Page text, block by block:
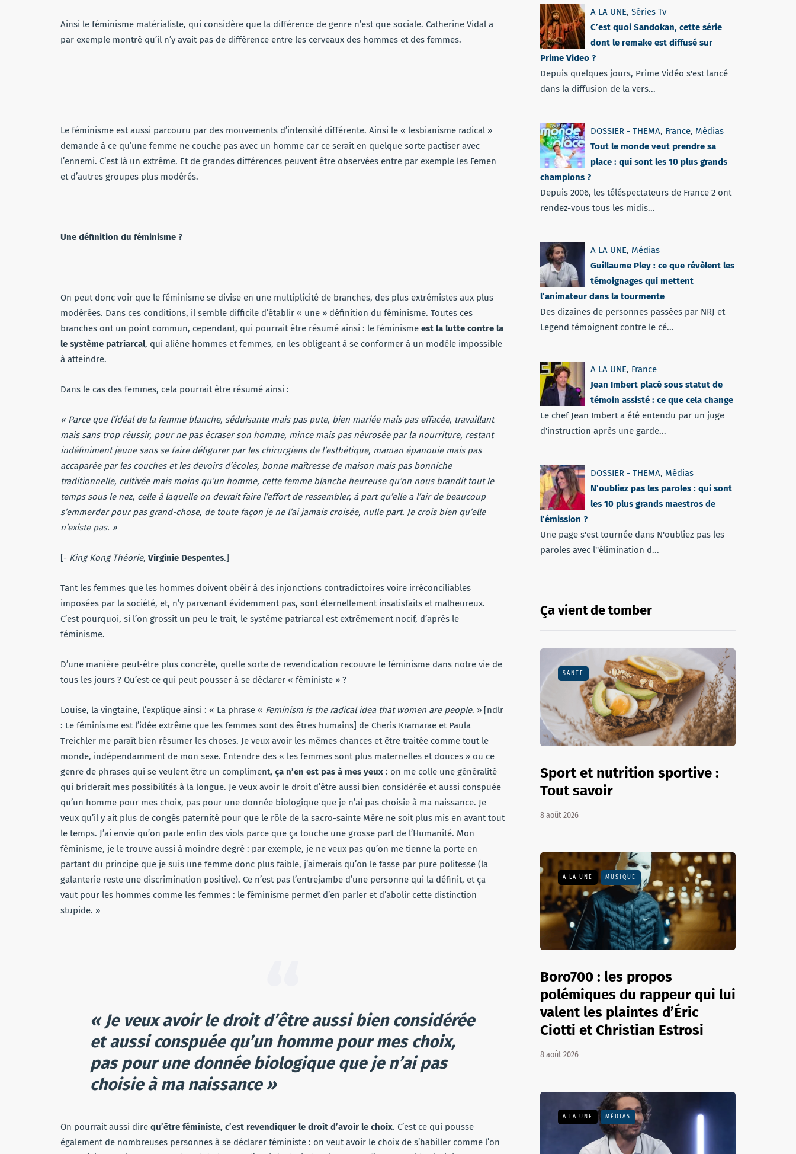
Ainsi le féminisme matérialiste, qui considère que la différence de genre n’est que sociale. Catherine Vidal a
par exemple montré qu’il n’y avait pas de différence entre les cerveaux des hommes et des femmes.
Le féminisme est aussi parcouru par des mouvements d’intensité différente. Ainsi le « lesbianisme radical »
demande à ce qu’une femme ne couche pas avec un homme car ce serait en quelque sorte pactiser avec
l’ennemi. C’est là un extrême. Et de grandes différences peuvent être observées entre par exemple les Femen
et d’autres groupes plus modérés.
Une définition du féminisme ?
On peut donc voir que le féminisme se divise en une multiplicité de branches, des plus extrémistes aux plus
modérées. Dans ces conditions, il semble difficile d’établir « une » définition du féminisme. Toutes ces
branches ont un point commun, cependant, qui pourrait être résumé ainsi : le féminisme est la lutte contre la
le système patriarcal, qui aliène hommes et femmes, en les obligeant à se conformer à un modèle impossible
à atteindre.
Dans le cas des femmes, cela pourrait être résumé ainsi :
« Parce que l’idéal de la femme blanche, séduisante mais pas pute, bien mariée mais pas effacée, travaillant
mais sans trop réussir, pour ne pas écraser son homme, mince mais pas névrosée par la nourriture, restant
indéfiniment jeune sans se faire défigurer par les chirurgiens de l’esthétique, maman épanouie mais pas
accaparée par les couches et les devoirs d’écoles, bonne maîtresse de maison mais pas bonniche
traditionnelle, cultivée mais moins qu’un homme, cette femme blanche heureuse qu’on nous brandit tout le
temps sous le nez, celle à laquelle on devrait faire l’effort de ressembler, à part qu’elle a l’air de beaucoup
s’emmerder pour pas grand-chose, de toute façon je ne l’ai jamais croisée, nulle part. Je crois bien qu’elle
n’existe pas. »
[- King Kong Théorie, Virginie Despentes.]
Tant les femmes que les hommes doivent obéir à des injonctions contradictoires voire irréconciliables
imposées par la société, et, n’y parvenant évidemment pas, sont éternellement insatisfaits et malheureux.
C’est pourquoi, si l’on grossit un peu le trait, le système patriarcal est extrêmement nocif, d’après le
féminisme.
D’une manière peut-être plus concrète, quelle sorte de revendication recouvre le féminisme dans notre vie de
tous les jours ? Qu’est-ce qui peut pousser à se déclarer « féministe » ?
Louise, la vingtaine, l’explique ainsi : « La phrase « Feminism is the radical idea that women are people. » [ndlr
: Le féminisme est l’idée extrême que les femmes sont des êtres humains] de Cheris Kramarae et Paula
Treichler me paraît bien résumer les choses. Je veux avoir les mêmes chances et être traitée comme tout le
monde, indépendamment de mon sexe. Entendre des « les femmes sont plus maternelles et douces » ou ce
genre de phrases qui se veulent être un compliment, ça n’en est pas à mes yeux : on me colle une généralité
qui briderait mes possibilités à la longue. Je veux avoir le droit d’être aussi bien considérée et aussi conspuée
qu’un homme pour mes choix, pas pour une donnée biologique que je n’ai pas choisie à ma naissance. Je
veux qu’il y ait plus de congés paternité pour que le rôle de la sacro-sainte Mère ne soit plus mis en avant tout
le temps. J’ai envie qu’on parle enfin des viols parce que ça touche une grosse part de l’Humanité. Mon
féminisme, je le trouve aussi à moindre degré : par exemple, je ne veux pas qu’on me tienne la porte en
partant du principe que je suis une femme donc plus faible, j’aimerais qu’on le fasse par pure politesse (la
galanterie reste une discrimination positive). Ce n’est pas l’entrejambe d’une personne qui la définit, et ça
vaut pour les hommes comme les femmes : le féminisme permet d’en parler et d’abolir cette distinction
stupide. »
« Je veux avoir le droit d’être aussi bien considérée
et aussi conspuée qu’un homme pour mes choix,
pas pour une donnée biologique que je n’ai pas
choisie à ma naissance »
On pourrait aussi dire qu’être féministe, c’est revendiquer le droit d’avoir le choix. C’est ce qui pousse
également de nombreuses personnes à se déclarer féministe : on veut avoir le choix de s’habiller comme l’on
A LA UNE, Séries Tv
C’est quoi Sandokan, cette série
dont le remake est diffusé sur
Prime Video ?
Depuis quelques jours, Prime Vidéo s'est lancé
dans la diffusion de la vers...
DOSSIER - THEMA, France, Médias
Tout le monde veut prendre sa
place : qui sont les 10 plus grands
champions ?
Depuis 2006, les téléspectateurs de France 2 ont
rendez-vous tous les midis...
A LA UNE, Médias
Guillaume Pley : ce que révèlent les
témoignages qui mettent
l’animateur dans la tourmente
Des dizaines de personnes passées par NRJ et
Legend témoignent contre le cé...
A LA UNE, France
Jean Imbert placé sous statut de
témoin assisté : ce que cela change
Le chef Jean Imbert a été entendu par un juge
d'instruction après une garde...
DOSSIER - THEMA, Médias
N’oubliez pas les paroles : qui sont
les 10 plus grands maestros de
l’émission ?
Une page s'est tournée dans N'oubliez pas les
paroles avec l''élimination d...
Ça vient de tomber
SANTÉ
Sport et nutrition sportive :
Tout savoir
8 août 2026
A LA UNE MUSIQUE
Boro700 : les propos
polémiques du rappeur qui lui
valent les plaintes d’Éric
Ciotti et Christian Estrosi
8 août 2026
A LA UNE MÉDIAS